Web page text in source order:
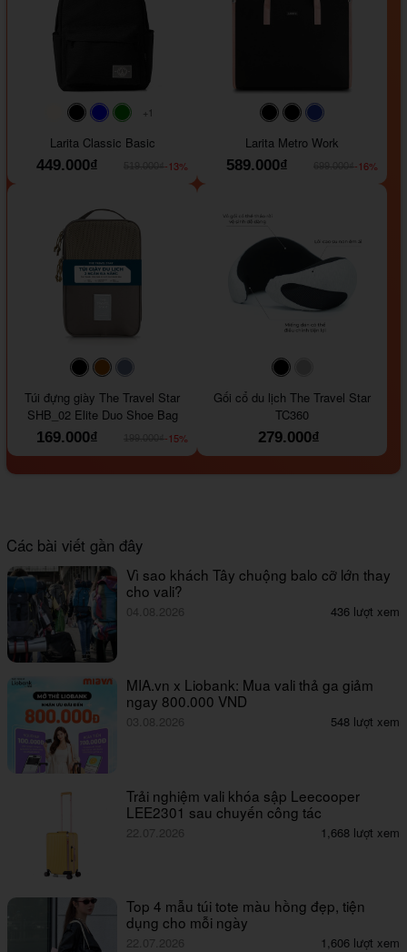
#faf0e6
#000000#0000FF#008000
+1
Larita Classic Basic
449.000₫
-13%
#000000#000000
Larita Metro Work
589.000₫
-16%
#000000#964B00
Túi đựng giày The Travel Star
SHB_02 Elite Duo Shoe Bag
169.000₫
-15%
#000000
Gối cổ du lịch The Travel Star
TC360
279.000₫
Các bài viết gần đây
Vì sao khách Tây chuộng balo cỡ lớn thay
cho vali?
04.08.2026 436 lượt xem
MIA.vn x Liobank: Mua vali thả ga giảm
ngay 800.000 VND
03.08.2026 548 lượt xem
Trải nghiệm vali khóa sập Leecooper
LEE2301 sau chuyến công tác
22.07.2026 1,668 lượt xem
Top 4 mẫu túi tote màu hồng đẹp, tiện
dụng cho mỗi ngày
22.07.2026 1,606 lượt xem